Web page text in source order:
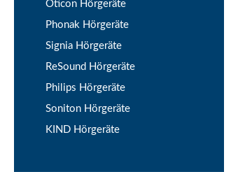
Oticon Hörgeräte
Phonak Hörgeräte
Signia Hörgeräte
ReSound Hörgeräte
Philips Hörgeräte
Soniton Hörgeräte
KIND Hörgeräte